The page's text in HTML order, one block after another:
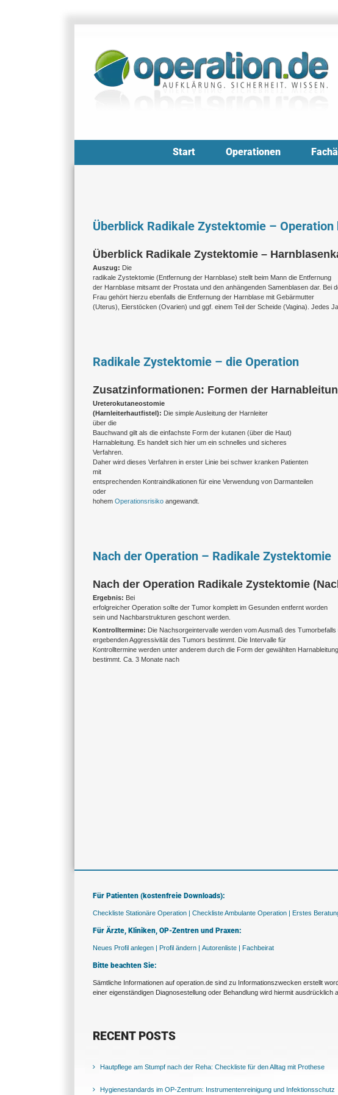
Start Operationen
Überblick Radikale Zystektomie –
Überblick Radikale Zystektomie –
Auszug: Die
radikale Zystektomie (Entfernung der Harnblase) stellt beim Mann die Entfernung
der Harnblase mitsamt der Prostata und den anhängenden Samenblasen dar. Bei
Frau gehört hierzu ebenfalls die Entfernung der Harnblase mit Gebärmutter
(Uterus), Eierstöcken (Ovarien) und ggf. einem Teil der Scheide (Vagina). Jedes
Radikale Zystektomie – die Operation
Zusatzinformationen: Formen der
Ureterokutaneostomie
(Harnleiterhautfistel): Die simple Ausleitung der Harnleiter
über die
Bauchwand gilt als die einfachste Form der kutanen (über die Haut)
Harnableitung. Es handelt sich hier um ein schnelles und sicheres
Verfahren.
Daher wird dieses Verfahren in erster Linie bei schwer kranken Patienten
mit
entsprechenden Kontraindikationen für eine Verwendung von Darmanteilen
oder
hohem Operationsrisiko angewandt.
Nach der Operation – Radikale Zystektomie
Nach der Operation Radikale Zystektomie
Ergebnis: Bei
erfolgreicher Operation sollte der Tumor komplett im Gesunden entfernt worden
sein und Nachbarstrukturen geschont werden.
Kontrolltermine: Die Nachsorgeintervalle werden vom Ausmaß des
ergebenden Aggressivität des Tumors bestimmt. Die Intervalle für
Kontrolltermine werden unter anderem durch die Form der gewählten Harnableitung
bestimmt. Ca. 3 Monate nach
Für Patienten (kostenfreie Downloads):
Checkliste Stationäre Operation | Checkliste Ambulante Operation | Erstes
Für Ärzte, Kliniken, OP-Zentren und Praxen:
Neues Profil anlegen | Profil ändern | Autorenliste | Fachbeirat
Bitte beachten Sie:
Sämtliche Informationen auf operation.de sind zu Informationszwecken erstellt
einer eigenständigen Diagnosestellung oder Behandlung wird hiermit ausdrücklich
RECENT POSTS
Hautpflege am Stumpf nach der Reha: Checkliste für den Alltag mit Prothese
Hygienestandards im OP-Zentrum: Instrumentenreinigung und Infektionsschutz